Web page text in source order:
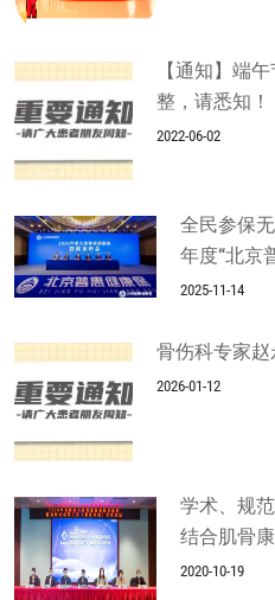
【通知】端
整，请悉知！
2022-06-02
全民参保
年度“北京
2025-11-14
骨伤科专家
2026-01-12
学术、规
结合肌骨
2020-10-19